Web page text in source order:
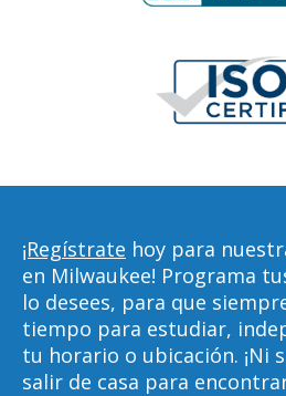
¡Regístrate hoy para
en Milwaukee! Programa
lo desees, para que
tiempo para estudiar,
tu horario o ubicación. ¡Ni
salir de casa para